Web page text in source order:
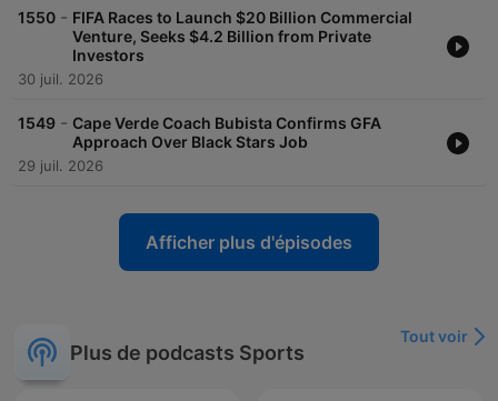
1550 - FIFA Races to Launch $20 Billion Commercial
Venture, Seeks $4.2 Billion from Private
Investors
30 juil. 2026
1549 - Cape Verde Coach Bubista Confirms GFA
Approach Over Black Stars Job
29 juil. 2026
Afficher plus d'épisodes
Plus de podcasts Sports
Tout voir